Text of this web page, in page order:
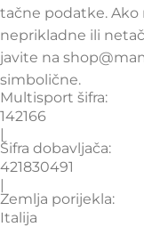
tačne podatke. Ako
neprikladne ili
javite na
simbolične.
Multisport šifra:
142166
|
Šifra dobavljača:
421830491
|
Zemlja porijekla:
Italija